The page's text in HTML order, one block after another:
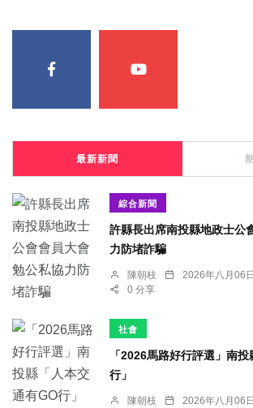
最新新聞
綜合新聞
許縣長出席南投縣地政士公
力防堵詐騙
陳朝枝 2026年八月06日
0 分享
社會
「2026馬路好行評選」南
行」
陳朝枝 2026年八月06日